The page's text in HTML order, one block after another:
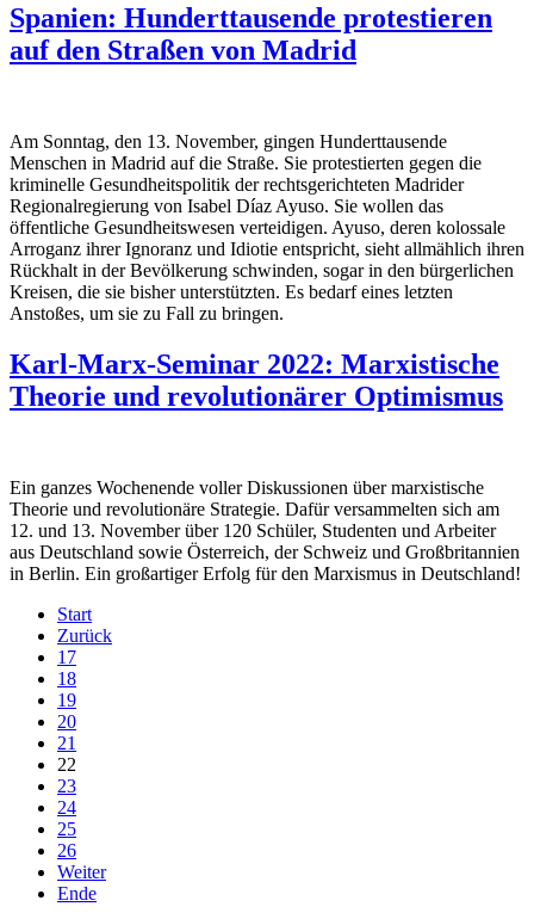
Spanien: Hunderttausende protestieren
auf den Straßen von Madrid
Am Sonntag, den 13. November, gingen Hunderttausende
Menschen in Madrid auf die Straße. Sie protestierten gegen die
kriminelle Gesundheitspolitik der rechtsgerichteten Madrider
Regionalregierung von Isabel Díaz Ayuso. Sie wollen das
öffentliche Gesundheitswesen verteidigen. Ayuso, deren kolossale
Arroganz ihrer Ignoranz und Idiotie entspricht, sieht allmählich ihren
Rückhalt in der Bevölkerung schwinden, sogar in den bürgerlichen
Kreisen, die sie bisher unterstützten. Es bedarf eines letzten
Anstoßes, um sie zu Fall zu bringen.
Karl-Marx-Seminar 2022: Marxistische
Theorie und revolutionärer Optimismus
Ein ganzes Wochenende voller Diskussionen über marxistische
Theorie und revolutionäre Strategie. Dafür versammelten sich am
12. und 13. November über 120 Schüler, Studenten und Arbeiter
aus Deutschland sowie Österreich, der Schweiz und Großbritannien
in Berlin. Ein großartiger Erfolg für den Marxismus in Deutschland!
Start
Zurück
17
18
19
20
21
22
23
24
25
26
Weiter
Ende